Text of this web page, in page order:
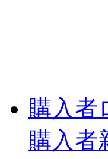
購入者
購入者